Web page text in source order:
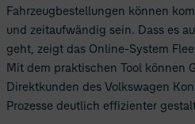
Fahrzeugbestellungen können
und zeitaufwändig sein. Dass es
geht, zeigt das Online-System
Mit dem praktischen Tool können
Direktkunden des Volkswagen
Prozesse deutlich effizienter